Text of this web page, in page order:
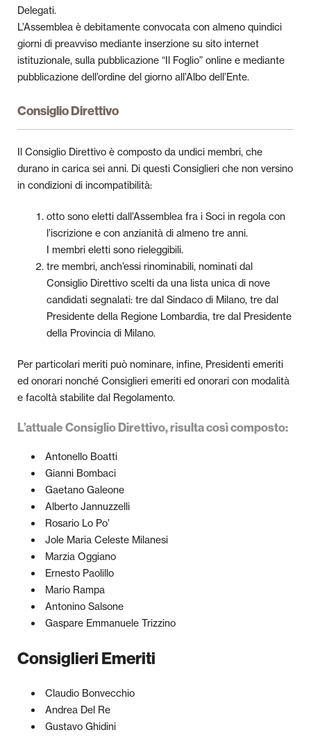
Delegati.
L’Assemblea è debitamente convocata con almeno quindici
giorni di preavviso mediante inserzione su sito internet
istituzionale, sulla pubblicazione “Il Foglio” online e mediante
pubblicazione dell’ordine del giorno all’Albo dell’Ente.
Consiglio Direttivo
Il Consiglio Direttivo è composto da undici membri, che
durano in carica sei anni. Di questi Consiglieri che non versino
in condizioni di incompatibilità:
otto sono eletti dall’Assemblea fra i Soci in regola con
l’iscrizione e con anzianità di almeno tre anni.
I membri eletti sono rieleggibili.
tre membri, anch’essi rinominabili, nominati dal
Consiglio Direttivo scelti da una lista unica di nove
candidati segnalati: tre dal Sindaco di Milano, tre dal
Presidente della Regione Lombardia, tre dal Presidente
della Provincia di Milano.
Per particolari meriti può nominare, infine, Presidenti emeriti
ed onorari nonché Consiglieri emeriti ed onorari con modalità
e facoltà stabilite dal Regolamento.
L’attuale Consiglio Direttivo, risulta così composto:
Antonello Boatti
Gianni Bombaci
Gaetano Galeone
Alberto Jannuzzelli
Rosario Lo Po’
Jole Maria Celeste Milanesi
Marzia Oggiano
Ernesto Paolillo
Mario Rampa
Antonino Salsone
Gaspare Emmanuele Trizzino
Consiglieri Emeriti
Claudio Bonvecchio
Andrea Del Re
Gustavo Ghidini
Il Foglio dell’Umanitaria